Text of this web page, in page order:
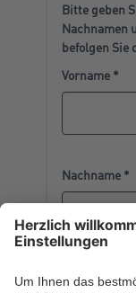
Bitte geben
Nachnamen
befolgen Sie
Vorname *
Nachname *